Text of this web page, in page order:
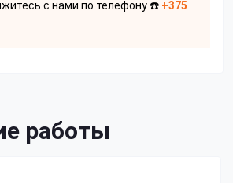
с нами по телефону ☎️ +375
работы